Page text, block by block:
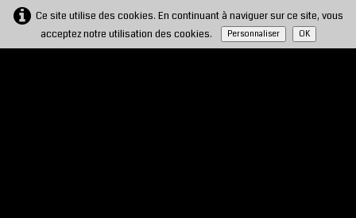
Ce site utilise des cookies. En continuant à naviguer sur ce site, vous
acceptez notre utilisation des cookies.
Personnaliser OK